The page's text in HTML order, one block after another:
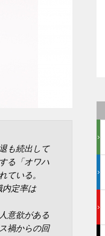
も続出して
る「オワハ
ている。
内定率は
意欲がある
禍からの回